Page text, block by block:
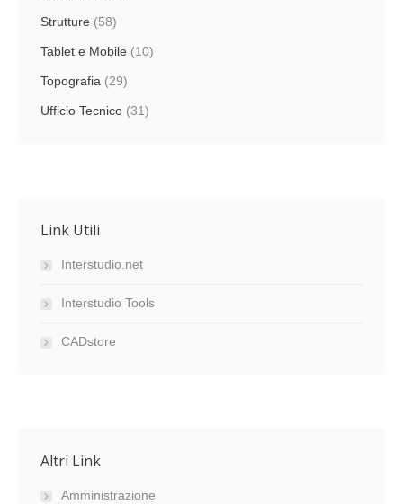
Strutture (58)
Tablet e Mobile (10)
Topografia (29)
Ufficio Tecnico (31)
Link Utili
Interstudio.net
Interstudio Tools
CADstore
Altri Link
Amministrazione